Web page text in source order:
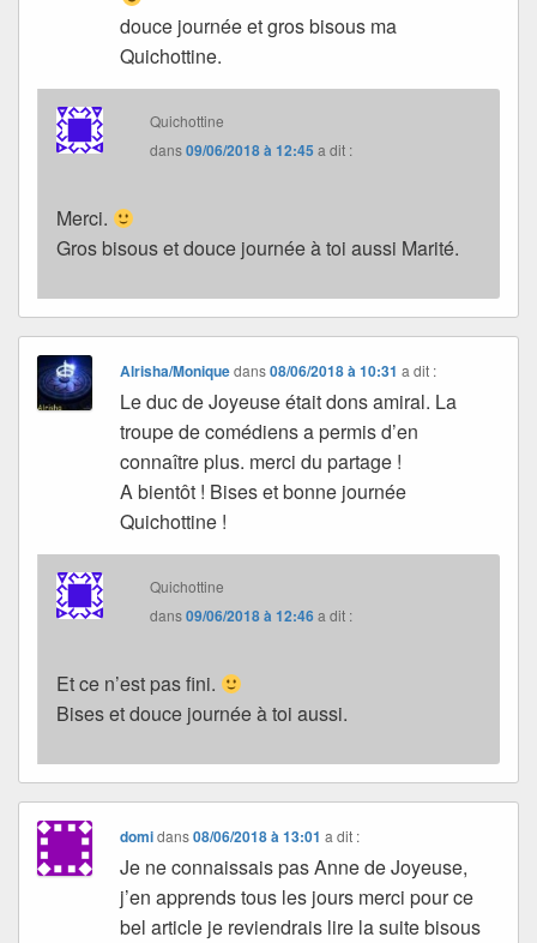
douce journée et gros bisous ma
Quichottine.
Quichottine
dans09/06/2018 à 12:45 a dit :
Merci.
Gros bisous et douce journée à toi aussi Marité.
Alrisha/Moniquedans08/06/2018 à 10:31 a dit :
Le duc de Joyeuse était dons amiral. La
troupe de comédiens a permis d’en
connaître plus. merci du partage !
A bientôt ! Bises et bonne journée
Quichottine !
Quichottine
dans09/06/2018 à 12:46a dit :
Et ce n’est pas fini.
Bises et douce journée à toi aussi.
domidans08/06/2018 à 13:01 a dit :
Je ne connaissais pas Anne de Joyeuse,
j’en apprends tous les jours merci pour ce
bel article je reviendrais lire la suite bisous